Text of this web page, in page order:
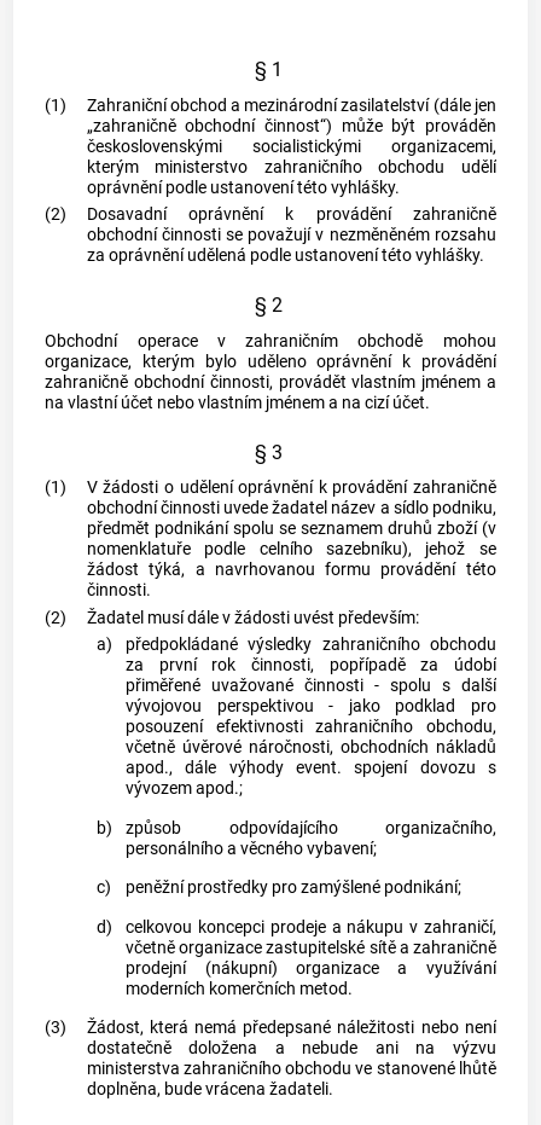
§ 1
(1)
Zahraniční obchod a mezinárodní zasilatelství (dále jen
„zahraničně obchodní činnost“) může být prováděn
československými socialistickými organizacemi,
kterým ministerstvo zahraničního obchodu udělí
oprávnění podle ustanovení této vyhlášky.
(2)
Dosavadní oprávnění k provádění zahraničně
obchodní činnosti se považují v nezměněném rozsahu
za oprávnění udělená podle ustanovení této vyhlášky.
§ 2
Obchodní operace v zahraničním obchodě mohou
organizace, kterým bylo uděleno oprávnění k provádění
zahraničně obchodní činnosti, provádět vlastním jménem a
na vlastní účet nebo vlastním jménem a na cizí účet.
§ 3
(1)
V žádosti o udělení oprávnění k provádění zahraničně
obchodní činnosti uvede žadatel název a sídlo podniku,
předmět podnikání spolu se seznamem druhů zboží (v
nomenklatuře podle celního sazebníku), jehož se
žádost týká, a navrhovanou formu provádění této
činnosti.
(2)
Žadatel musí dále v žádosti uvést především:
a)
předpokládané výsledky zahraničního obchodu
za první rok činnosti, popřípadě za údobí
přiměřené uvažované činnosti - spolu s další
vývojovou perspektivou - jako podklad pro
posouzení efektivnosti zahraničního obchodu,
včetně úvěrové náročnosti, obchodních nákladů
apod., dále výhody event. spojení dovozu s
vývozem apod.;
b)
způsob odpovídajícího organizačního,
personálního a věcného vybavení;
c)
peněžní prostředky pro zamýšlené podnikání;
d)
celkovou koncepci prodeje a nákupu v zahraničí,
včetně organizace zastupitelské sítě a zahraničně
prodejní (nákupní) organizace a využívání
moderních komerčních metod.
(3)
Žádost, která nemá předepsané náležitosti nebo není
dostatečně doložena a nebude ani na výzvu
ministerstva zahraničního obchodu ve stanovené lhůtě
doplněna, bude vrácena žadateli.